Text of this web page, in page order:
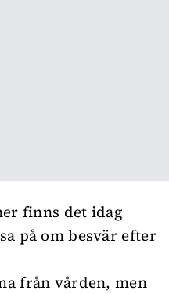
finns det idag
på om besvär efter
från vården, men